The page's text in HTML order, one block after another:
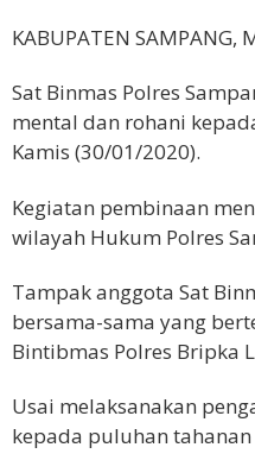
KABUPATEN
Sat Binmas Polres
mental dan rohani
Kamis (30/01/2020).
Kegiatan pembinaan
wilayah Hukum Polres
Tampak anggota Sat
bersama-sama yang
Bintibmas Polres Bripka
Usai melaksanakan
kepada puluhan tahanan